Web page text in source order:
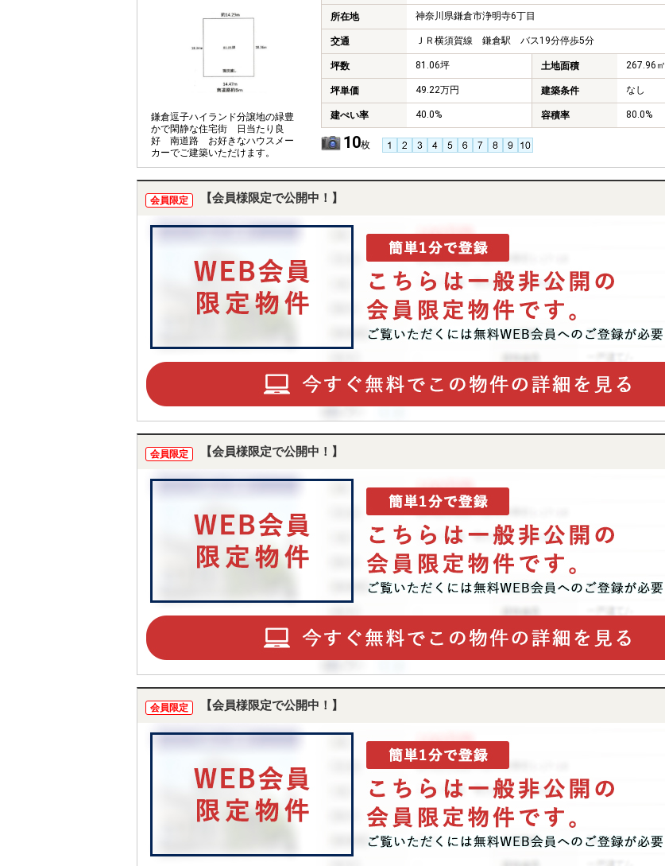
鎌倉逗子ハイランド分譲地の緑豊
かで閑静な住宅街 日当たり良
好 南道路 お好きなハウスメー
カーでご建築いただけます。
所在地 神奈川県鎌倉市浄明寺6丁目
交通 ＪＲ横須賀線 鎌倉駅 バス19分停歩5分
坪数 81.06坪 土地面積 267.96㎡
坪単価 49.22万円 建築条件 なし
建ぺい率 40.0% 容積率 80.0%
10枚
会員限定 【会員様限定で公開中！】
会員限定 【会員様限定で公開中！】
会員限定 【会員様限定で公開中！】